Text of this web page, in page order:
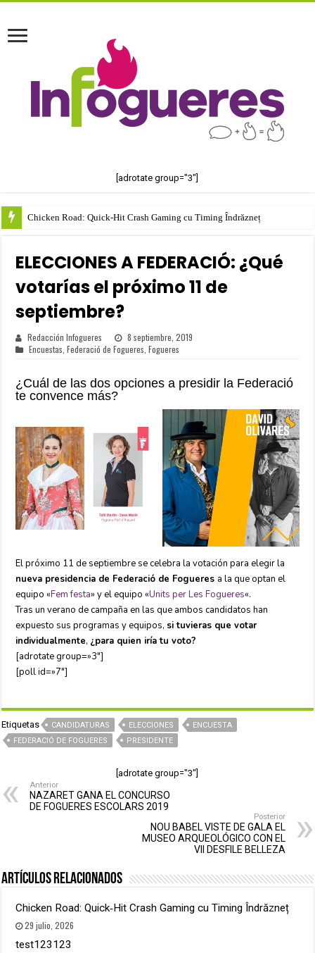
[adrotate group="3"]
Chicken Road: Quick‑Hit Crash Gaming cu Timing Îndrăzneț
ELECCIONES A FEDERACIÓ: ¿Qué
votarías el próximo 11 de
septiembre?
Redacción Infogueres
8 septiembre, 2019
Encuestas ,Federació de Fogueres ,Fogueres
¿Cuál de las dos opciones a presidir la Federació
te convence más?
El próximo 11 de septiembre se celebra la votación para elegir la
nueva presidencia de Federació de Fogueres a la que optan el
equipo «Fem festa» y el equipo «Units per Les Fogueres«.
Tras un verano de campaña en las que ambos candidatos han
expuesto sus programas y equipos, si tuvieras que votar
individualmente, ¿para quien iría tu voto?
[adrotate group=»3″]
[poll id=»7″]
Etiquetas CANDIDATURAS ELECCIONES
ENCUESTA
FEDERACIÓ DE FOGUERES
PRESIDENTE
[adrotate group="3"]
Anterior
NAZARET GANA EL CONCURSO
DE FOGUERES ESCOLARS 2019
Posterior
NOU BABEL VISTE DE GALA EL
MUSEO ARQUEOLÓGICO CON EL
VII DESFILE BELLEZA
Artículos relacionados
Chicken Road: Quick‑Hit Crash Gaming cu Timing Îndrăzneț
29 julio, 2026
test123123